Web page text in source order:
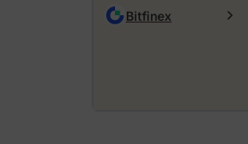
Bitfinex